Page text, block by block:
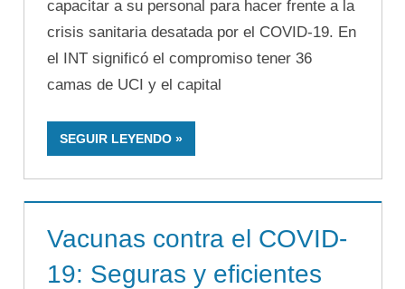
capacitar a su personal para hacer frente a la
crisis sanitaria desatada por el COVID-19. En
el INT significó el compromiso tener 36
camas de UCI y el capital
SEGUIR LEYENDO
Vacunas contra el COVID-
19: Seguras y eficientes